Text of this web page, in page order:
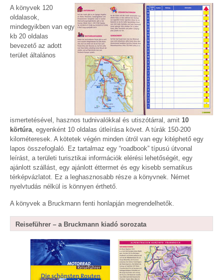
A könyvek 120
oldalasok,
mindegyikben van egy
kb 20 oldalas
bevezető az adott
terület általános
ismertetésével, hasznos tudnivalókkal és utiszótárral, amit 10
körtúra , egyenként 10 oldalas útleírása követ. A túrák 150-200
kilométeresek. A kötetek végén minden útról van egy kitéphető egy
lapos összefoglaló. Ez tartalmaz egy “roadbook” típusú útvonal
leírást, a területi turisztikai információk elérési lehetőségét, egy
ajánlott szállást, egy ajánlott éttermet és egy kisebb sematikus
térképvázlatot. Ez a leghasznosabb része a könyvnek. Német
nyelvtudás nélkül is könnyen érthető.
A könyvek a Bruckmann fenti honlapján megrendelhetők.
Reiseführer – a Bruckmann kiadó sorozata